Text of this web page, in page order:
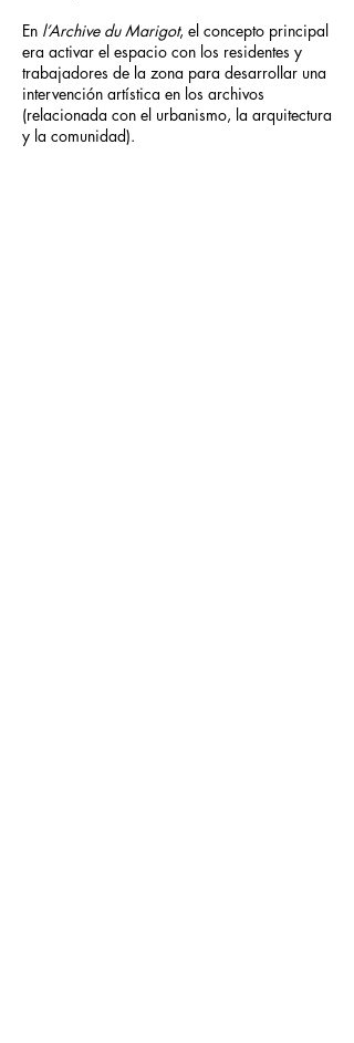
En l’Archive du Marigot, el concepto principal
era activar el espacio con los residentes y
trabajadores de la zona para desarrollar una
intervención artística en los archivos
(relacionada con el urbanismo, la arquitectura
y la comunidad).